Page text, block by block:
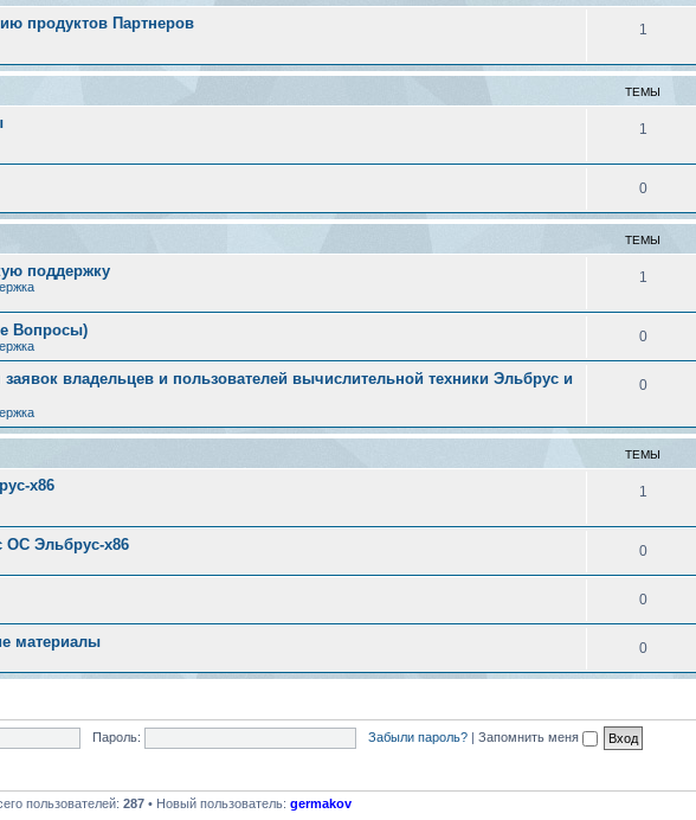
продуктов Партнеров 1
ТЕМЫ
1
0
ТЕМЫ
поддержку 1
Вопросы) 0
владельцев и пользователей вычислительной техники Эльбрус и
0
ТЕМЫ
x86 1
Эльбрус-x86 0
0
материалы 0
Пароль: Забыли пароль? | Запомнить меня
пользователей: 287 • Новый пользователь: germakov